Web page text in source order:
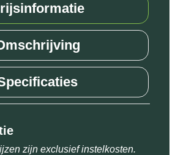
zijn exclusief instelkosten.